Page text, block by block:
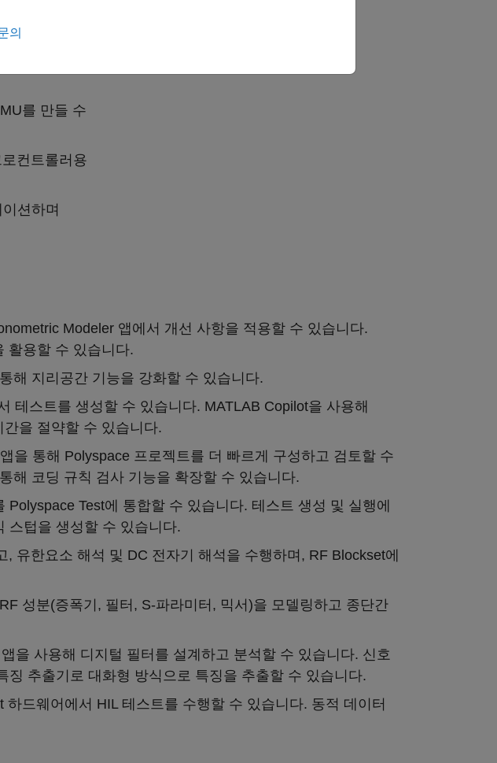
를 만들 수
컨트롤러용
션하며
Modeler 앱에서 개선 사항을 적용할 수 있습니다.
활용할 수 있습니다.
해 지리공간 기능을 강화할 수 있습니다.
테스트를 생성할 수 있습니다. MATLAB Copilot을 사용해
을 절약할 수 있습니다.
을 통해 Polyspace 프로젝트를 더 빠르게 구성하고 검토할 수
해 코딩 규칙 검사 기능을 확장할 수 있습니다.
Test에 통합할 수 있습니다. 테스트 생성 및 실행에
스텁을 생성할 수 있습니다.
유한요소 해석 및 DC 전자기 해석을 수행하며, RF Blockset에
성분(증폭기, 필터, S-파라미터, 믹서)을 모델링하고 종단간
을 사용해 디지털 필터를 설계하고 분석할 수 있습니다. 신호
추출기로 대화형 방식으로 특징을 추출할 수 있습니다.
드웨어에서 HIL 테스트를 수행할 수 있습니다. 동적 데이터
의